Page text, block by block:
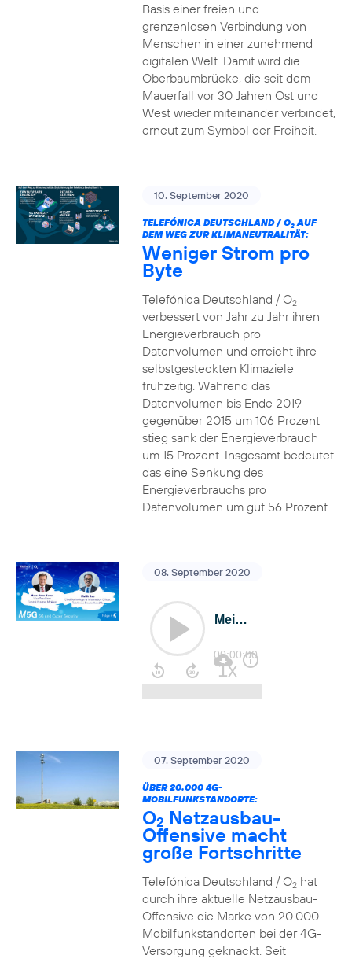
Basis einer freien und
grenzenlosen Verbindung von
Menschen in einer zunehmend
digitalen Welt. Damit wird die
Oberbaumbrücke, die seit dem
Mauerfall vor 30 Jahren Ost und
West wieder miteinander verbindet,
erneut zum Symbol der Freiheit.
10. September 2020
TELEFÓNICA DEUTSCHLAND / O2AUF
DEM WEG ZUR KLIMANEUTRALITÄT:
Weniger Strom pro
Byte
Telefónica Deutschland / O2
verbessert von Jahr zu Jahr ihren
Energieverbrauch pro
Datenvolumen und erreicht ihre
selbstgesteckten Klimaziele
frühzeitig. Während das
Datenvolumen bis Ende 2019
gegenüber 2015 um 106 Prozent
stieg sank der Energieverbrauch
um 15 Prozent. Insgesamt bedeutet
das eine Senkung des
Energieverbrauchs pro
Datenvolumen um gut 56 Prozent.
08. September 2020
07. September 2020
ÜBER 20.000 4G-
MOBILFUNKSTANDORTE:
O2 Netzausbau-
Offensive macht
große Fortschritte
Telefónica Deutschland / O2hat
durch ihre aktuelle Netzausbau-
Offensive die Marke von 20.000
Mobilfunkstandorten bei der 4G-
Versorgung geknackt. Seit